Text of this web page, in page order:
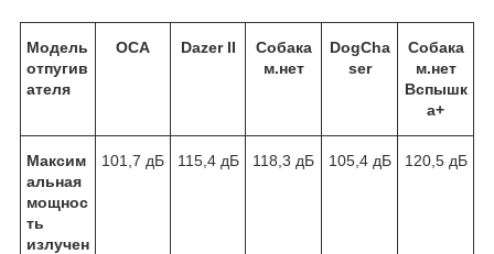
Модель
отпугив
ателя
ОСА Dazer II
Собака
м.нет
DogCha
ser
Собака
м.нет
Вспышк
а+
Максим
альная
мощнос
ть
излучен
101,7 дБ 115,4 дБ 118,3 дБ 105,4 дБ 120,5 дБ